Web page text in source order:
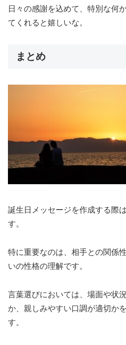
日々の感謝を込めて、特別な何
てくれると嬉しいな。
まとめ
誕生日メッセージを作成する際
す。
特に重要なのは、相手との関係
いの性格の理解です。
言葉選びにおいては、場面や状
か、親しみやすい口調が適切か
す。